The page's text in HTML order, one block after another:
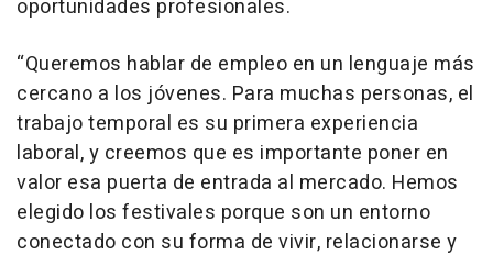
oportunidades profesionales.
“Queremos hablar de empleo en un lenguaje más
cercano a los jóvenes. Para muchas personas, el
trabajo temporal es su primera experiencia
laboral, y creemos que es importante poner en
valor esa puerta de entrada al mercado. Hemos
elegido los festivales porque son un entorno
conectado con su forma de vivir, relacionarse y